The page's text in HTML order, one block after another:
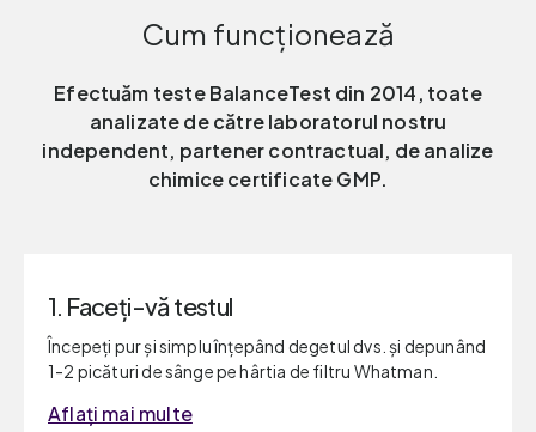
Cum funcționează
Efectuăm teste BalanceTest din 2014, toate
analizate de către laboratorul nostru
independent, partener contractual, de analize
chimice certificate GMP.
1. Faceți-vă testul
Începeți pur şi simplu înțepând degetul dvs. și depunând
1-2 picături de sânge pe hârtia de filtru Whatman.
Aflați mai multe